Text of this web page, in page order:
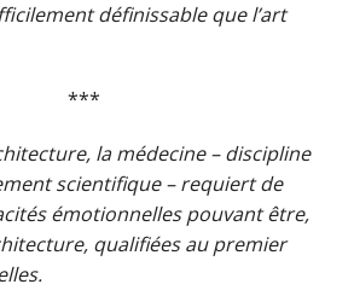
définissable que l’art
***
la médecine – discipline
scientifique – requiert de
émotionnelles pouvant être,
qualifiées au premier